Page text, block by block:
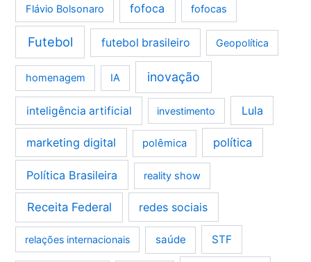
Flávio Bolsonaro fofoca fofocas
Futebol futebol brasileiro Geopolítica
homenagem IA inovação
inteligência artificial investimento Lula
marketing digital polêmica política
Política Brasileira reality show
Receita Federal redes sociais
relações internacionais saúde STF